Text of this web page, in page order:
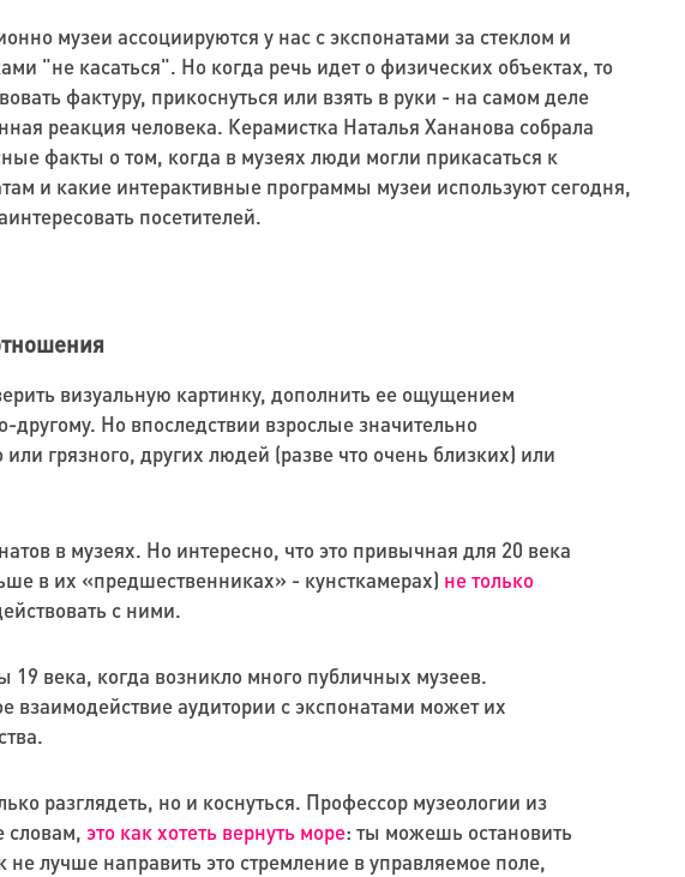
музеи ассоциируются у нас с экспонатами за стеклом и
"не касаться". Но когда речь идет о физических объектах, то
фактуру, прикоснуться или взять в руки - на самом деле
реакция человека. Керамистка Наталья Хананова собрала
факты о том, когда в музеях люди могли прикасаться к
и какие интерактивные программы музеи используют сегодня,
посетителей.
визуальную картинку, дополнить ее ощущением
Но впоследствии взрослые значительно
грязного, других людей (разве что очень близких) или
в музеях. Но интересно, что это привычная для 20 века
в их «предшественниках» - кунсткамерах) не только
с ними.
19 века, когда возникло много публичных музеев.
взаимодействие аудитории с экспонатами может их
разглядеть, но и коснуться. Профессор музеологии из
словам, это как хотеть вернуть море: ты можешь остановить
лучше направить это стремление в управляемое поле,